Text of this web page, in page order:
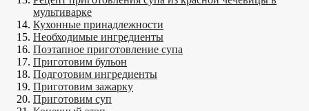
мультиварке
Кухонные принадлежности
Необходимые ингредиенты
Поэтапное приготовление супа
Приготовим бульон
Подготовим ингредиенты
Приготовим зажарку
Приготовим суп